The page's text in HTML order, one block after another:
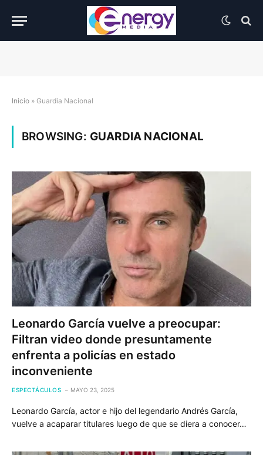
Inicio » Guardia Nacional
BROWSING: GUARDIA NACIONAL
Leonardo García vuelve a preocupar:
Filtran video donde presuntamente
enfrenta a policías en estado
inconveniente
ESPECTÁCULOS MAYO 23, 2025
Leonardo García, actor e hijo del legendario Andrés García,
vuelve a acaparar titulares luego de que se diera a conocer…